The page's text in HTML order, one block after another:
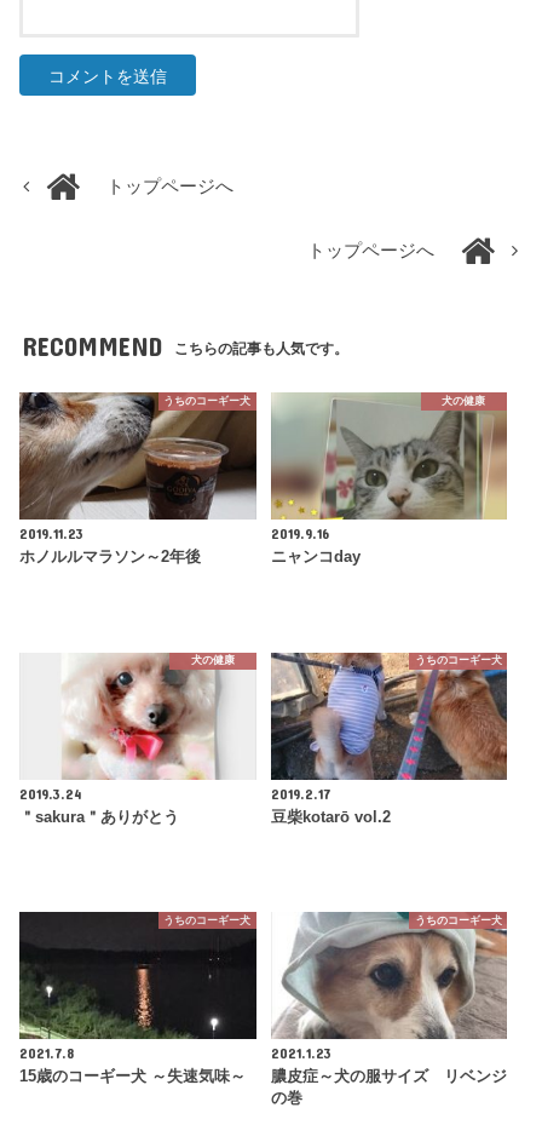
トップページへ
トップページへ
RECOMMEND こちらの記事も人気です。
うちのコーギー犬
2019.11.23
ホノルルマラソン～2年後
犬の健康
2019.9.16
ニャンコday
犬の健康
2019.3.24
＂sakura＂ありがとう
うちのコーギー犬
2019.2.17
豆柴kotarō vol.2
うちのコーギー犬
2021.7.8
15歳のコーギー犬 ～失速気味～
うちのコーギー犬
2021.1.23
膿皮症～犬の服サイズ リベンジ
の巻